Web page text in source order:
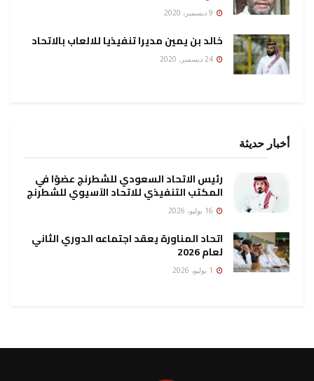
خالد بن يمين مديرا تنفيذيا للالعاب بالاتحاد
أخبار حديثة
رئيس الاتحاد السعودي للشطرنج عضوًا في
المكتب التنفيذي للاتحاد الآسيوي للشطرنج
اتحاد المناورة يعقد اجتماعه الدوري الثاني
لعام 2026